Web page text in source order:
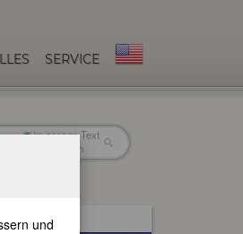
SERVICE
im ganzen Text
nur in Titeln
und